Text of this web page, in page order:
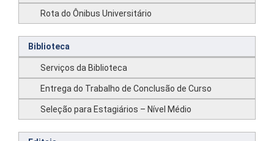
Rota do Ônibus Universitário
Biblioteca
Serviços da Biblioteca
Entrega do Trabalho de Conclusão de Curso
Seleção para Estagiários – Nível Médio